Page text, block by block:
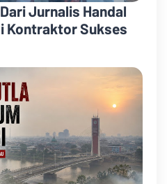
Jurnalis Handal
Kontraktor Sukses